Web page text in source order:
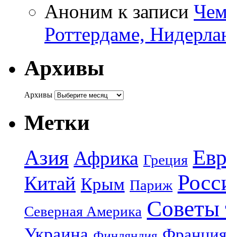
Аноним к записи
Роттердаме,
Архивы
Архивы
Метки
Азия Африка Греция
Китай Крым Париж
Северная Америка Советы